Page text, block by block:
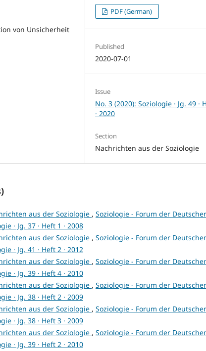
von Unsicherheit
PDF (German)
Published
2020-07-01
Issue
No. 3 (2020): Soziologie · Jg. 49 ·
· 2020
Section
Nachrichten aus der Soziologie
aus der Soziologie , Soziologie - Forum der
· Jg. 37 · Heft 1 · 2008
aus der Soziologie , Soziologie - Forum der
· Jg. 41 · Heft 2 · 2012
aus der Soziologie , Soziologie - Forum der
· Jg. 39 · Heft 4 · 2010
aus der Soziologie , Soziologie - Forum der
· Jg. 38 · Heft 2 · 2009
aus der Soziologie , Soziologie - Forum der
· Jg. 38 · Heft 3 · 2009
aus der Soziologie , Soziologie - Forum der
· Jg. 39 · Heft 2 · 2010